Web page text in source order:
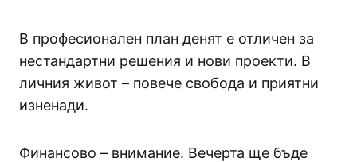
В професионален план денят е отличен за
нестандартни решения и нови проекти. В
личния живот – повече свобода и приятни
изненади.
Финансово – внимание. Вечерта ще бъде